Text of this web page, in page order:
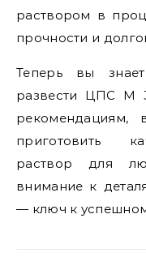
раствором в
прочности и
Теперь вы
развести ЦПС М
рекомендациям,
приготовить
раствор для
внимание к
— ключ к